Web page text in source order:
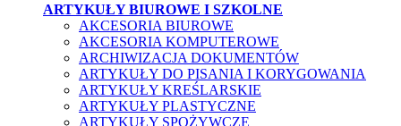
ARTYKUŁY BIUROWE I SZKOLNE
AKCESORIA BIUROWE
AKCESORIA KOMPUTEROWE
ARCHIWIZACJA DOKUMENTÓW
ARTYKUŁY DO PISANIA I KORYGOWANIA
ARTYKUŁY KREŚLARSKIE
ARTYKUŁY PLASTYCZNE
ARTYKUŁY SPOŻYWCZE